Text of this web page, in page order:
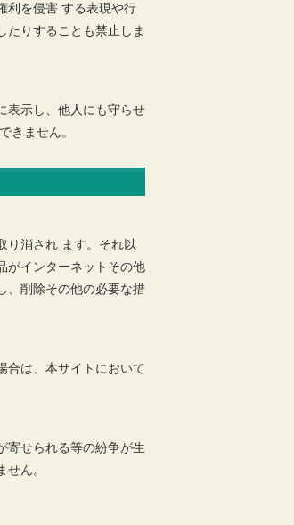
利を侵害 する表現や行
たりすることも禁止しま
表示し、他人にも守らせ
きません。
り消され ます。それ以
がインターネットその他
、削除その他の必要な措
合は、本サイトにおいて
寄せられる等の紛争が生
ん。